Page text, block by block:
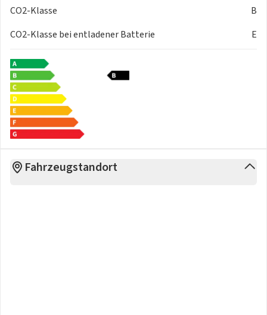
CO2-Klasse
B
CO2-Klasse bei entladener Batterie
E
Fahrzeugstandort